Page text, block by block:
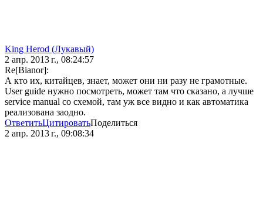
King Herod (Лукавый)
2 апр. 2013 г., 08:24:57
Re[Bianor]:
А кто их, китайцев, знает, может они ни разу не грамотные.
User guide нужно посмотреть, может там что сказано, а лучше
service manual со схемой, там уж все видно и как автоматика
реализована заодно.
ОтветитьЦитироватьПоделиться
2 апр. 2013 г., 09:08:34